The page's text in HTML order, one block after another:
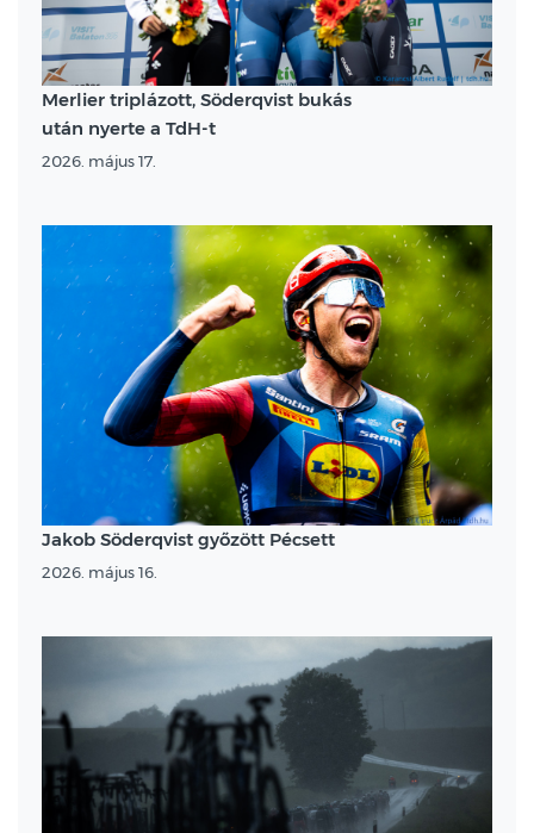
Merlier triplázott, Söderqvist bukás
után nyerte a TdH-t
2026. május 17.
Jakob Söderqvist győzött Pécsett
2026. május 16.